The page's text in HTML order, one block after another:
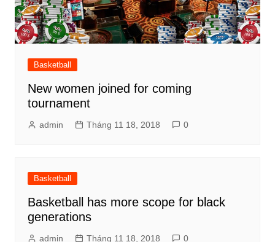
Basketball
New women joined for coming
tournament
admin Tháng 11 18, 2018 0
Basketball
Basketball has more scope for black
generations
admin Tháng 11 18, 2018 0